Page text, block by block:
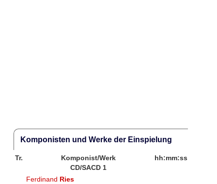
Komponisten und Werke der Einspielung
Tr. Komponist/Werk
hh:mm:ss
CD/SACD 1
Ferdinand Ries